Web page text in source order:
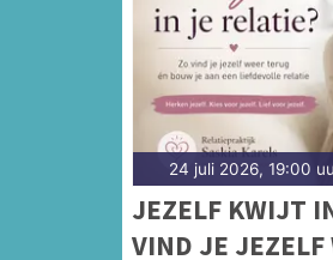
24 juli 2026, 19:00
JEZELF KWIJT
VIND JE JEZELF